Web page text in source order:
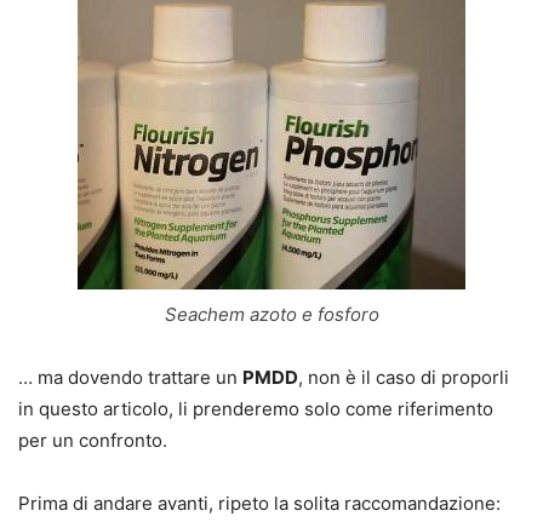
Seachem azoto e fosforo
… ma dovendo trattare un PMDD, non è il caso di proporli
in questo articolo, li prenderemo solo come riferimento
per un confronto.
Prima di andare avanti, ripeto la solita raccomandazione: